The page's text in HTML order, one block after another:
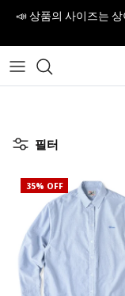
내용으로 건너뛰기
📣상품의 사이즈는
필터
35% OFF